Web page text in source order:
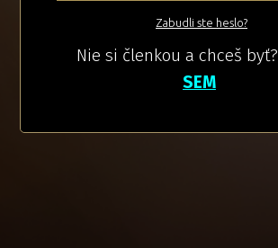
Zabudli ste heslo?
Nie si členkou a chceš byť?
SEM